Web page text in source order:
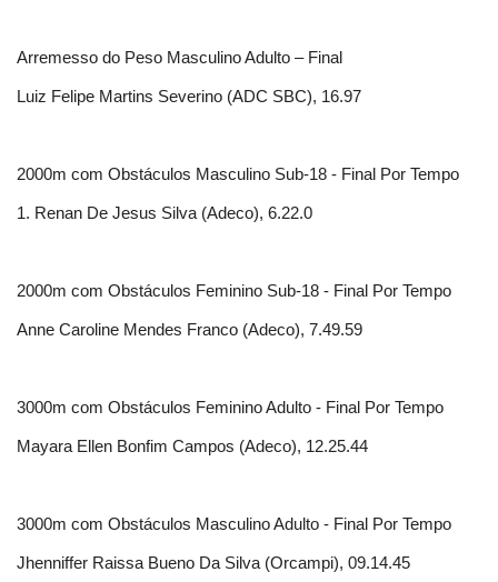
Arremesso do Peso Masculino Adulto – Final
Luiz Felipe Martins Severino (ADC SBC), 16.97
2000m com Obstáculos Masculino Sub-18 - Final Por Tempo
1. Renan De Jesus Silva (Adeco), 6.22.0
2000m com Obstáculos Feminino Sub-18 - Final Por Tempo
Anne Caroline Mendes Franco (Adeco), 7.49.59
3000m com Obstáculos Feminino Adulto - Final Por Tempo
Mayara Ellen Bonfim Campos (Adeco), 12.25.44
3000m com Obstáculos Masculino Adulto - Final Por Tempo
Jhenniffer Raissa Bueno Da Silva (Orcampi), 09.14.45